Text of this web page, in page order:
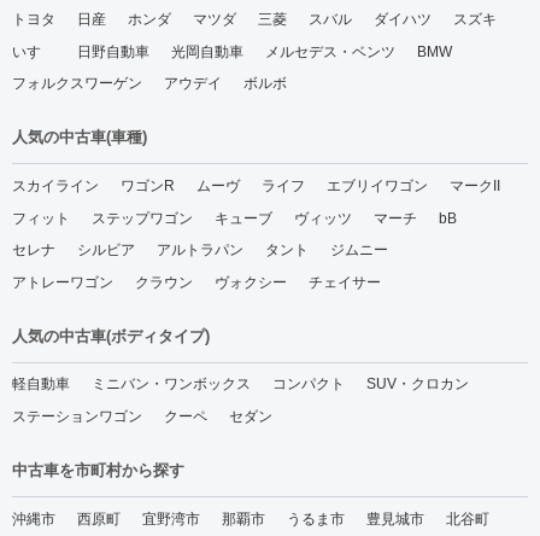
トヨタ 日産 ホンダ マツダ 三菱 スバル ダイハツ
スズキ
いすゞ
日野自動車 光岡自動車 メルセデス・ベンツ
BMW
フォルクスワーゲン
アウデイ ボルボ
人気の中古車(車種)
スカイライン ワゴンR ムーヴ ライフ エブリイワゴン
マークII
フィット
ステップワゴン キューブ ヴィッツ マーチ
bB
セレナ
シルビア アルトラパン タント
ジムニー
アトレーワゴン
クラウン ヴォクシー チェイサー
人気の中古車(ボディタイプ)
軽自動車 ミニバン・ワンボックス コンパクト
SUV・クロカン
ステーションワゴン
クーペ セダン
中古車を市町村から探す
沖縄市 西原町 宜野湾市 那覇市 うるま市 豊見城市
北谷町